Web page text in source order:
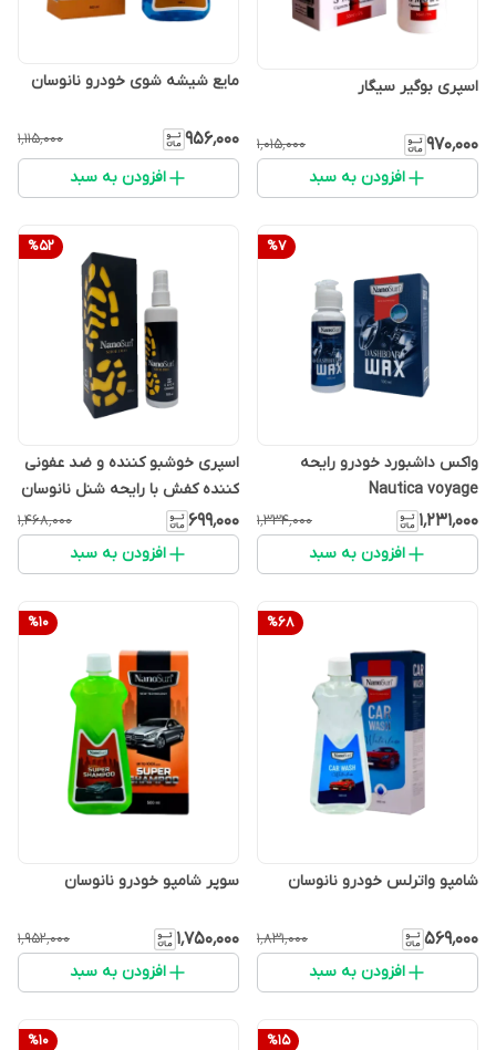
اسپری بوگیر سیگار
۹۷۰٬۰۰۰ ۱٬۰۱۵٬۰۰۰
افزودن به سبد
مایع شیشه شوی خودرو نانوسان
۹۵۶٬۰۰۰ ۱٬۱۱۵٬۰۰۰
افزودن به سبد
%7
واکس داشبورد خودرو رایحه
Nautica voyage
۱٬۲۳۱٬۰۰۰ ۱٬۳۳۴٬۰۰۰
افزودن به سبد
%52
اسپری خوشبو کننده و ضد عفونی
کننده کفش با رایحه شنل نانوسان
۶۹۹٬۰۰۰ ۱٬۴۶۸٬۰۰۰
افزودن به سبد
%68
شامپو واترلس خودرو نانوسان
۵۶۹٬۰۰۰ ۱٬۸۳۱٬۰۰۰
افزودن به سبد
%10
سوپر شامپو خودرو نانوسان
۱٬۷۵۰٬۰۰۰ ۱٬۹۵۲٬۰۰۰
افزودن به سبد
%15
%10